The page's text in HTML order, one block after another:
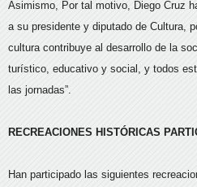
Asimismo, Por tal motivo, Diego Cruz
a su presidente y diputado de Cultura,
cultura contribuye al desarrollo de la
turístico, educativo y social, y todos
las jornadas”.
RECREACIONES HISTÓRICAS
Han participado las siguientes